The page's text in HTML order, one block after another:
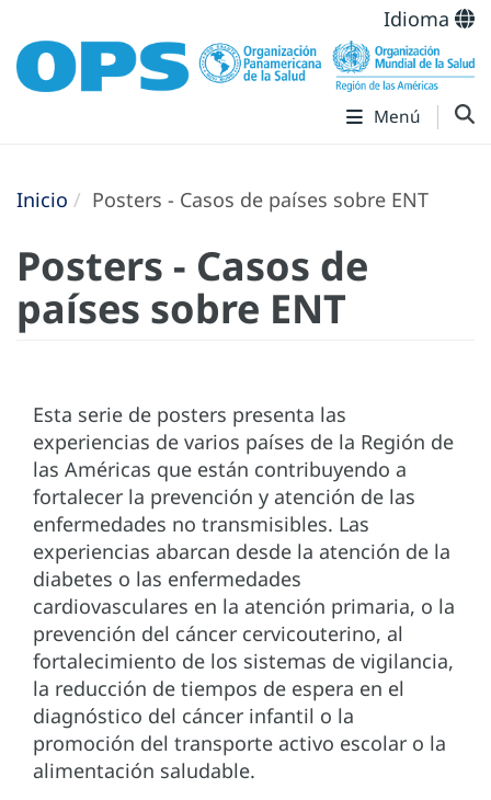
Idioma
Menú
Inicio Posters - Casos de países sobre ENT
Posters - Casos de
países sobre ENT
Esta serie de posters presenta las
experiencias de varios países de la Región de
las Américas que están contribuyendo a
fortalecer la prevención y atención de las
enfermedades no transmisibles. Las
experiencias abarcan desde la atención de la
diabetes o las enfermedades
cardiovasculares en la atención primaria, o la
prevención del cáncer cervicouterino, al
fortalecimiento de los sistemas de vigilancia,
la reducción de tiempos de espera en el
diagnóstico del cáncer infantil o la
promoción del transporte activo escolar o la
alimentación saludable.